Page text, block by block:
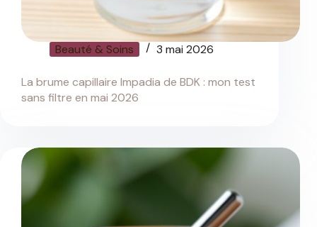
Beauté & Soins 3 mai 2026
La brume capillaire Impadia de BDK : mon test
sans filtre en mai 2026